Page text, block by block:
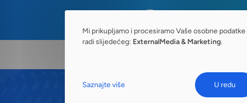
Mi prikupljamo i procesiramo Vaše osobne podatke
radi slijedećeg: ExternalMedia & Marketing.
Saznajte više U redu